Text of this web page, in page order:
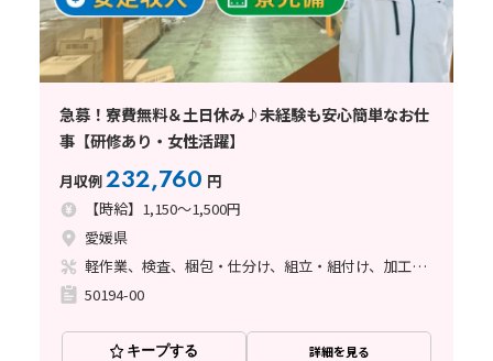
急募！寮費無料＆土日休み♪未経験も安心簡単なお仕
事【研修あり・女性活躍】
月収例232,760 円
【時給】1,150～1,500円
愛媛県
軽作業、検査、梱包・仕分け、組立・組付け、加工、マシンオペレーター、クリーンルーム、清掃・洗浄、ライン作業、立ち作業
50194-00
キープする 詳細を見る